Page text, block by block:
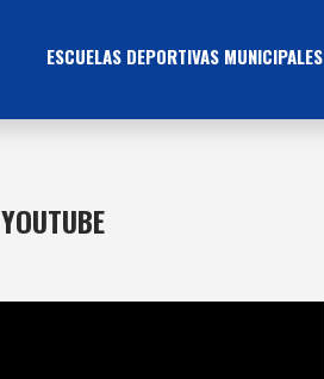
ESCUELAS DEPORTIVAS MUNICIPALES
YOUTUBE